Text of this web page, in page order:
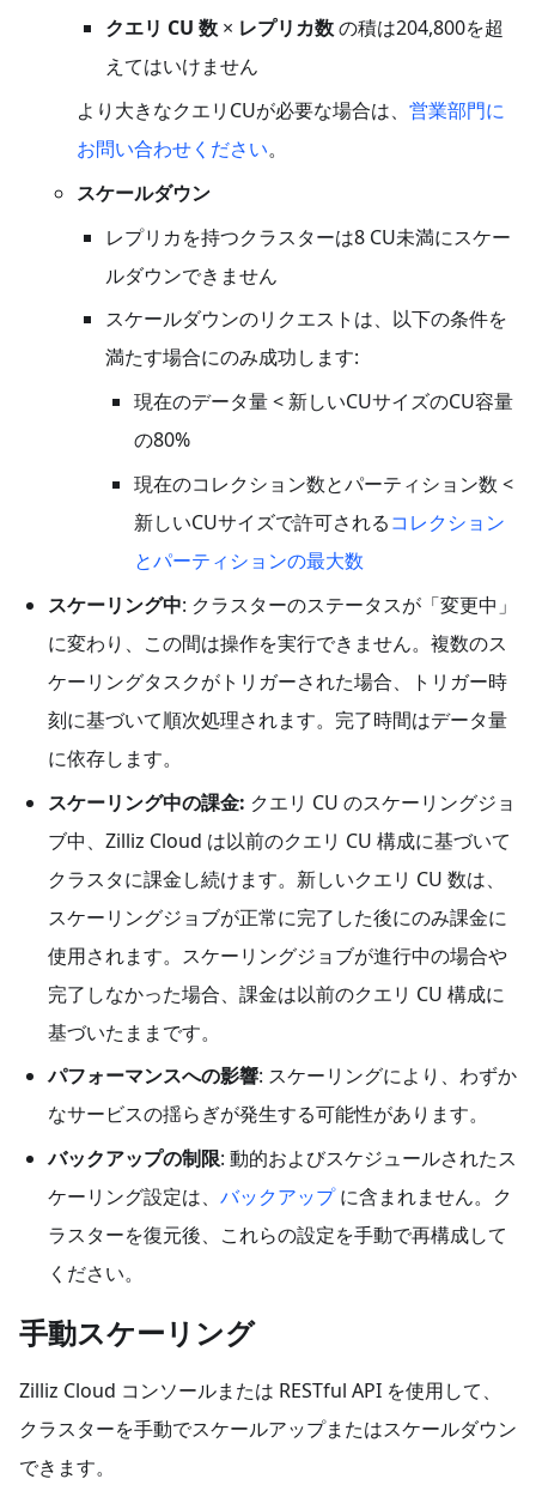
クエリ CU 数 × レプリカ数の積は204,800を超
えてはいけません
より大きなクエリCUが必要な場合は、 営業部門に
お問い合わせください。
スケールダウン
レプリカを持つクラスターは8 CU未満にスケー
ルダウンできません
スケールダウンのリクエストは、以下の条件を
満たす場合にのみ成功します:
現在のデータ量 < 新しいCUサイズのCU容量
の80%
現在のコレクション数とパーティション数 <
新しいCUサイズで許可されるコレクション
とパーティションの最大数
スケーリング中: クラスターのステータスが「変更中」
に変わり、この間は操作を実行できません。複数のス
ケーリングタスクがトリガーされた場合、トリガー時
刻に基づいて順次処理されます。完了時間はデータ量
に依存します。
スケーリング中の課金: クエリ CU のスケーリングジョ
ブ中、Zilliz Cloud は以前のクエリ CU 構成に基づいて
クラスタに課金し続けます。新しいクエリ CU 数は、
スケーリングジョブが正常に完了した後にのみ課金に
使用されます。スケーリングジョブが進行中の場合や
完了しなかった場合、課金は以前のクエリ CU 構成に
基づいたままです。
パフォーマンスへの影響: スケーリングにより、わずか
なサービスの揺らぎが発生する可能性があります。
バックアップの制限: 動的およびスケジュールされたス
ケーリング設定は、 バックアップに含まれません。ク
ラスターを復元後、これらの設定を手動で再構成して
ください。
手動スケーリング
Zilliz Cloud コンソールまたは RESTful API を使用して、
クラスターを手動でスケールアップまたはスケールダウン
できます。